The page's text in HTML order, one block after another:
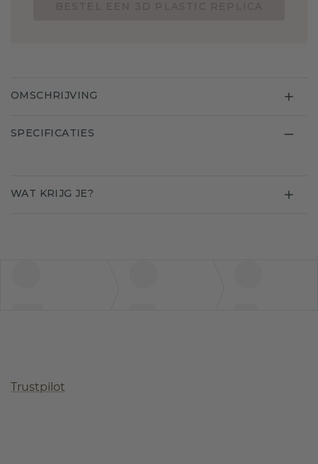
OMSCHRIJVING
SPECIFICATIES
WAT KRIJG JE?
Trustpilot